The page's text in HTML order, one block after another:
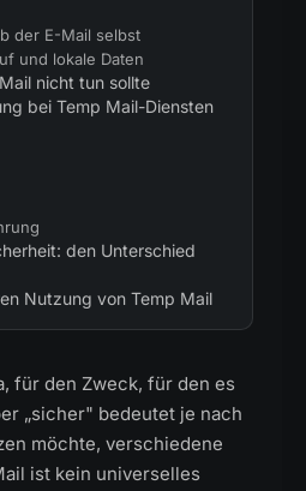
der E-Mail selbst
und lokale Daten
nicht tun sollte
bei Temp Mail-Diensten
den Unterschied
Nutzung von Temp Mail
für den Zweck, für den es
„sicher" bedeutet je nach
möchte, verschiedene
ist kein universelles